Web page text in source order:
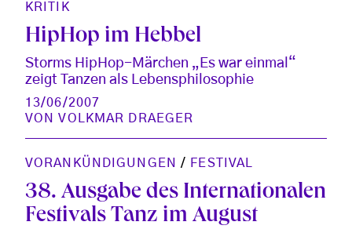
KRITIK
HipHop im Hebbel
Storms HipHop-Märchen „Es war einmal“
zeigt Tanzen als Lebensphilosophie
13/06/2007
VONVOLKMAR DRAEGER
VORANKÜNDIGUNGEN / FESTIVAL
38. Ausgabe des Internationalen
Festivals Tanz im August